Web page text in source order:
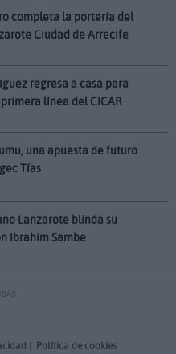
completa la portería del
Ciudad de Arrecife
regresa a casa para
línea del CICAR
una apuesta de futuro
Tías
Lanzarote blinda su
Ibrahim Sambe
| Política de cookies